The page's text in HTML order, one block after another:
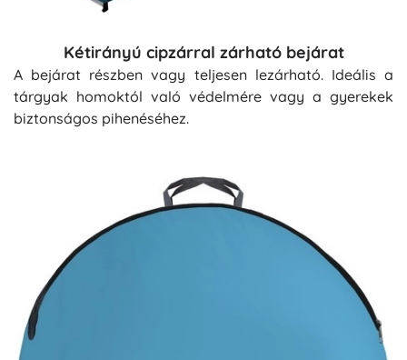
Kétirányú cipzárral zárható bejárat
A bejárat részben vagy teljesen lezárható. Ideális a
tárgyak homoktól való védelmére vagy a gyerekek
biztonságos pihenéséhez.